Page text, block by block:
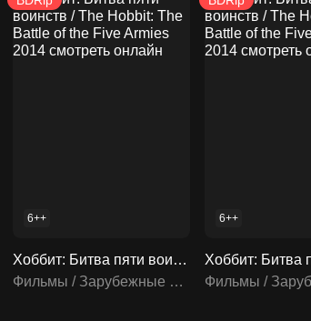
6++
Хоббит: Битва пяти воинств / The Hobbit: The Battle of the Five Armies 2014 смотреть онлайн
Фильмы / Зарубежные фильмы
6++